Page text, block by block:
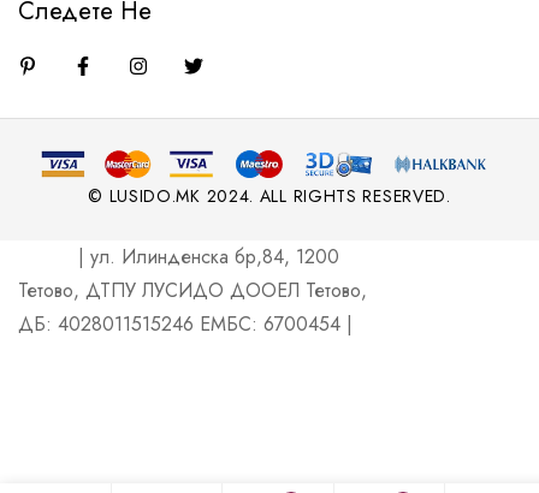
Следете Не
© LUSIDO.MK 2024. ALL RIGHTS RESERVED.
| ул. Илинденска бр,84, 1200
Тетово, ДТПУ ЛУСИДО ДООЕЛ Тетово,
ДБ: 4028011515246 ЕМБС: 6700454 |